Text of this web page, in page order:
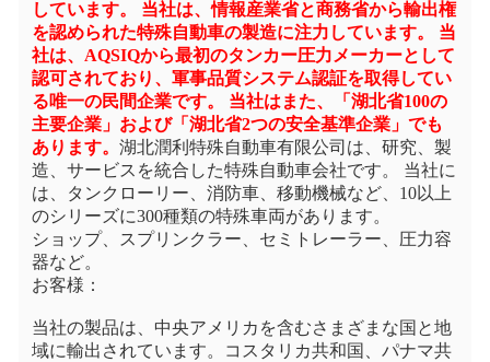
しています。 当社は、情報産業省と商務省から輸出権
を認められた特殊自動車の製造に注力しています。 当
社は、AQSIQから最初のタンカー圧力メーカーとして
認可されており、軍事品質システム認証を取得してい
る唯一の民間企業です。 当社はまた、「湖北省100の
主要企業」および「湖北省2つの安全基準企業」でも
あります。 湖北潤利特殊自動車有限公司は、研究、製
造、サービスを統合した特殊自動車会社です。 当社に
は、タンクローリー、消防車、移動機械など、10以上
のシリーズに300種類の特殊車両があります。
ショップ、スプリンクラー、セミトレーラー、圧力容
器など。
お客様：
当社の製品は、中央アメリカを含むさまざまな国と地
域に輸出されています。コスタリカ共和国、パナマ共